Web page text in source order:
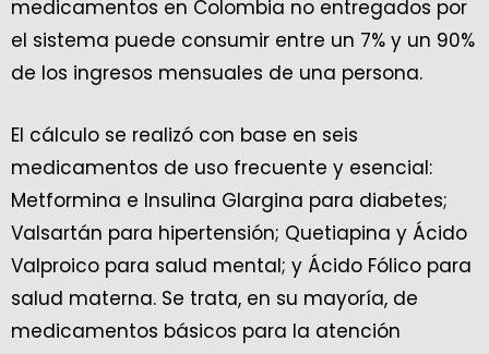
medicamentos en Colombia no entregados por
el sistema puede consumir entre un 7% y un 90%
de los ingresos mensuales de una persona.
El cálculo se realizó con base en seis
medicamentos de uso frecuente y esencial:
Metformina e Insulina Glargina para diabetes;
Valsartán para hipertensión; Quetiapina y Ácido
Valproico para salud mental; y Ácido Fólico para
salud materna. Se trata, en su mayoría, de
medicamentos básicos para la atención